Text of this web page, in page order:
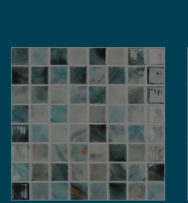
medence üvegmozaik
burkolat